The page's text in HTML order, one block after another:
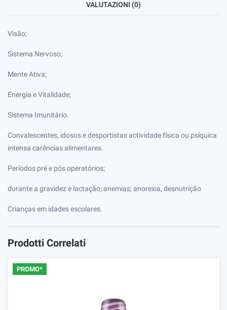
VALUTAZIONI (0)
Visão;
Sistema Nervoso;
Mente Ativa;
Energia e Vitalidade;
Sistema Imunitário.
Convalescentes, idosos e desportistas actividade física ou psíquica
intensa carências alimentares.
Períodos pré e pós operatórios;
durante a gravidez e lactação; anemias; anorexia, desnutrição
Crianças em idades escolares.
Prodotti Correlati
PROMO*